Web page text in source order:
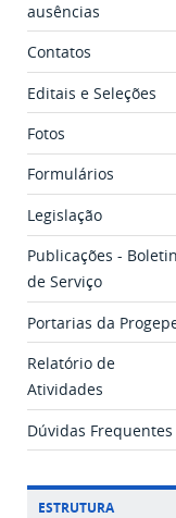
ausências
Contatos
Editais e Seleções
Fotos
Formulários
Legislação
Publicações -
de Serviço
Portarias da
Relatório de
Atividades
Dúvidas Frequentes
ESTRUTURA